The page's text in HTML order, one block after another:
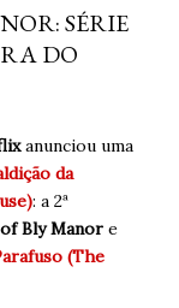
fazia toda
para
em um
Era algo que
que ao
dias sem
com as
SÉRIE
DO
anunciou uma
da
: a 2ª
Bly Manor e
(The